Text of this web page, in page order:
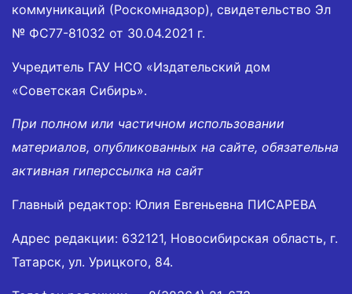
коммуникаций (Роскомнадзор), свидетельство Эл
№ ФС77-81032 от 30.04.2021 г.
Учредитель ГАУ НСО «Издательский дом
«Советская Сибирь».
При полном или частичном использовании
материалов, опубликованных на сайте, обязательна
активная гиперссылка на сайт
Главный редактор: Юлия Евгеньевна ПИСАРЕВА
Адрес редакции: 632121, Новосибирская область, г.
Татарск, ул. Урицкого, 84.